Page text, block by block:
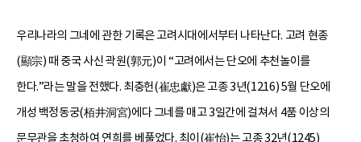
우리나라의 그네에 관한 기록은 고려시대에서부터 나타난다. 고려 현종
(顯宗) 때 중국 사신 곽원(郭元)이 “고려에서는 단오에 추천놀이를
한다.”라는 말을 전했다. 최충헌(崔忠獻)은 고종 3년(1216) 5월 단오에
개성 백정동궁(栢井洞宮)에다 그네를 매고 3일간에 걸쳐서 4품 이상의
문무관을 초청하여 연희를 베풀었다. 최이(崔怡)는 고종 32년(1245)